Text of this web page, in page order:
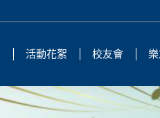
活動花絮 校友會